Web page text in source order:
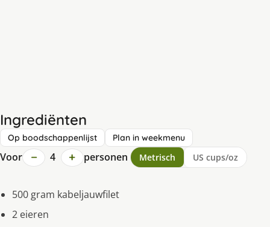
Ingrediënten
Op boodschappenlijst Plan in weekmenu
Voor − 4 + personen Metrisch US cups/oz
500 gram kabeljauwfilet
2 eieren